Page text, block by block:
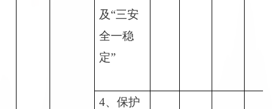
及“三安
全一稳
定”
4、保护